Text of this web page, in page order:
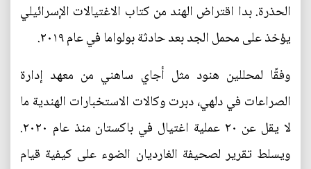
الحذرة. بدا اقتراض الهند من كتاب الاغتيالات الإسرائيلي
يؤخذ على محمل الجد بعد حادثة بولواما في عام ٢٠١٩.
وفقًا لمحللين هنود مثل أجاي ساهني من معهد إدارة
الصراعات في دلهي، دبرت وكالات الاستخبارات الهندية ما
لا يقل عن ٢٠ عملية اغتيال في باكستان منذ عام ٢٠٢٠.
ويسلط تقرير لصحيفة الغارديان الضوء على كيفية قيام